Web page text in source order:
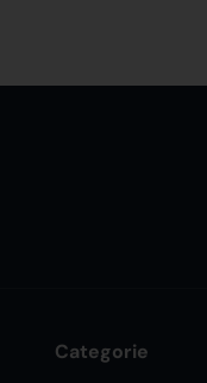
Categorie